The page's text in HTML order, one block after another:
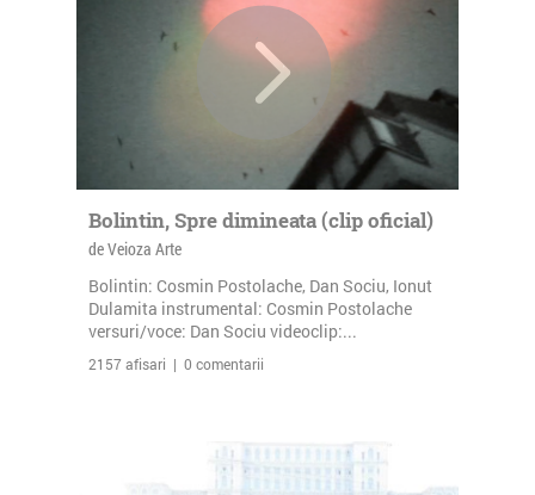
Bolintin, Spre dimineata (clip oficial)
de Veioza Arte
Bolintin: Cosmin Postolache, Dan Sociu, Ionut
Dulamita instrumental: Cosmin Postolache
versuri/voce: Dan Sociu videoclip:...
2157 afisari | 0 comentarii